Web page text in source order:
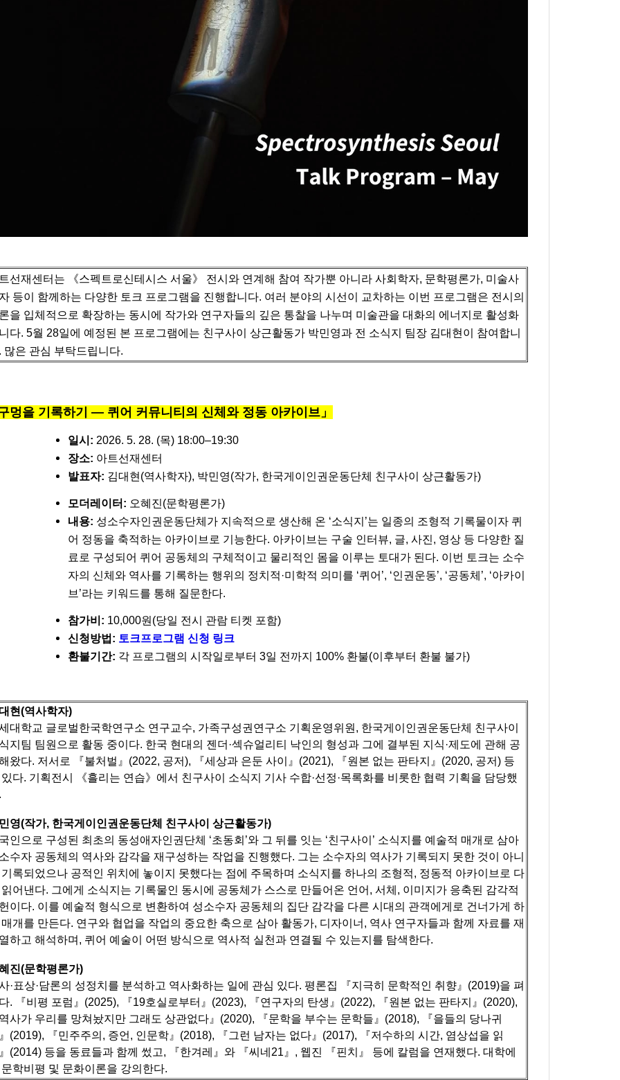
선재센터는 《스펙트로신테시스 서울》 전시와 연계해 참여 작가뿐 아니라 사회학자, 문학평론가, 미술사
등이 함께하는 다양한 토크 프로그램을 진행합니다. 여러 분야의 시선이 교차하는 이번 프로그램은 전시의
을 입체적으로 확장하는 동시에 작가와 연구자들의 깊은 통찰을 나누며 미술관을 대화의 에너지로 활성화
다. 5월 28일에 예정된 본 프로그램에는 친구사이 상근활동가 박민영과 전 소식지 팀장 김대현이 참여합니
많은 관심 부탁드립니다.
구멍을 기록하기 — 퀴어 커뮤니티의 신체와 정동 아카이브」
일시: 2026. 5. 28. (목) 18:00–19:30
장소: 아트선재센터
발표자: 김대현(역사학자), 박민영(작가, 한국게이인권운동단체 친구사이 상근활동가)
모더레이터: 오혜진(문학평론가)
내용: 성소수자인권운동단체가 지속적으로 생산해 온 ‘소식지’는 일종의 조형적 기록물이자 퀴
어 정동을 축적하는 아카이브로 기능한다. 아카이브는 구술 인터뷰, 글, 사진, 영상 등 다양한 질
료로 구성되어 퀴어 공동체의 구체적이고 물리적인 몸을 이루는 토대가 된다. 이번 토크는 소수
자의 신체와 역사를 기록하는 행위의 정치적·미학적 의미를 ‘퀴어’, ‘인권운동’, ‘공동체’, ‘아카이
브’라는 키워드를 통해 질문한다.
참가비: 10,000원(당일 전시 관람 티켓 포함)
신청방법: 토크프로그램 신청 링크
환불기간: 각 프로그램의 시작일로부터 3일 전까지 100% 환불(이후부터 환불 불가)
현(역사학자)
대학교 글로벌한국학연구소 연구교수, 가족구성권연구소 기획운영위원, 한국게이인권운동단체 친구사이
지팀 팀원으로 활동 중이다. 한국 현대의 젠더·섹슈얼리티 낙인의 형성과 그에 결부된 지식·제도에 관해 공
왔다. 저서로 『불처벌』(2022, 공저), 『세상과 은둔 사이』(2021), 『원본 없는 판타지』(2020, 공저) 등
다. 기획전시 《흘리는 연습》에서 친구사이 소식지 기사 수합·선정·목록화를 비롯한 협력 기획을 담당했
영(작가, 한국게이인권운동단체 친구사이 상근활동가)
인으로 구성된 최초의 동성애자인권단체 ‘초동회’와 그 뒤를 잇는 ‘친구사이’ 소식지를 예술적 매개로 삼아
수자 공동체의 역사와 감각을 재구성하는 작업을 진행했다. 그는 소수자의 역사가 기록되지 못한 것이 아니
기록되었으나 공적인 위치에 놓이지 못했다는 점에 주목하며 소식지를 하나의 조형적, 정동적 아카이브로 다
어낸다. 그에게 소식지는 기록물인 동시에 공동체가 스스로 만들어온 언어, 서체, 이미지가 응축된 감각적
이다. 이를 예술적 형식으로 변환하여 성소수자 공동체의 집단 감각을 다른 시대의 관객에게로 건너가게 하
매개를 만든다. 연구와 협업을 작업의 중요한 축으로 삼아 활동가, 디자이너, 역사 연구자들과 함께 자료를 재
하고 해석하며, 퀴어 예술이 어떤 방식으로 역사적 실천과 연결될 수 있는지를 탐색한다.
진(문학평론가)
·표상·담론의 성정치를 분석하고 역사화하는 일에 관심 있다. 평론집 『지극히 문학적인 취향』(2019)을 펴
.
『비평 포럼』(2025), 『19호실로부터』(2023), 『연구자의 탄생』(2022), 『원본 없는 판타지』(2020),
역사가 우리를 망쳐놨지만 그래도 상관없다』(2020),
『문학을 부수는 문학들』(2018), 『을들의 당나귀
(2019), 『민주주의, 증언, 인문학』(2018), 『그런 남자는 없다』(2017), 『저수하의 시간, 염상섭을 읽
(2014) 등을 동료들과 함께 썼고,
『한겨레』와 『씨네21』, 웹진 『핀치』 등에 칼럼을 연재했다. 대학에
학비평 및 문화이론을 강의한다.